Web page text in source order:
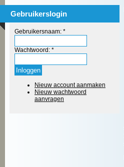
Gebruikerslogin
Gebruikersnaam: *
Wachtwoord: *
Nieuw account aanmaken
Nieuw wachtwoord
aanvragen